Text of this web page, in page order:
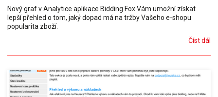
Nový graf v Analytice aplikace Bidding Fox Vám umožní získat
lepší přehled o tom, jaký dopad má na tržby Vašeho e-shopu
popularita zboží.
Číst dál